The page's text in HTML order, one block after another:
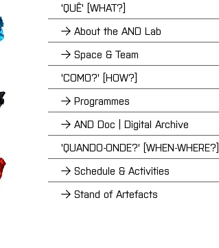
'QUÊ' [WHAT?]
→ About the AND Lab
→ Space & Team
'COMO?' [HOW?]
→ Programmes
→ AND Doc | Digital Archive
'QUANDO-ONDE?' [WHEN-WHERE?]
→ Schedule & Activities
→ Stand of Artefacts